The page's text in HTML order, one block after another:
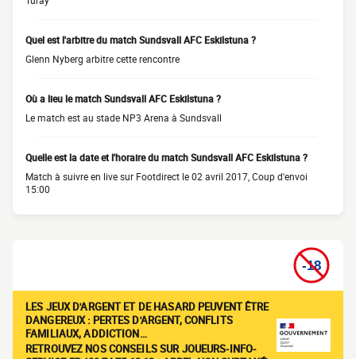
Quel est l'arbitre du match Sundsvall AFC Eskilstuna ?
Glenn Nyberg arbitre cette rencontre
Où a lieu le match Sundsvall AFC Eskilstuna ?
Le match est au stade NP3 Arena à Sundsvall
Quelle est la date et l'horaire du match Sundsvall AFC Eskilstuna ?
Match à suivre en live sur Footdirect le 02 avril 2017, Coup d'envoi
15:00
LES JEUX D'ARGENT ET DE HASARD PEUVENT ÊTRE
DANGEREUX : PERTES D'ARGENT, CONFLITS
FAMILIAUX, ADDICTION…
RETROUVEZ NOS CONSEILS SUR JOUEURS-INFO-